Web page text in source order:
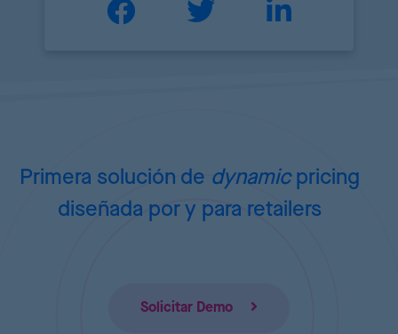
Primera solución de dynamicpricing
diseñada por y para retailers
Solicitar Demo